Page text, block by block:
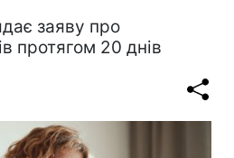
заяву про
протягом 20 днів